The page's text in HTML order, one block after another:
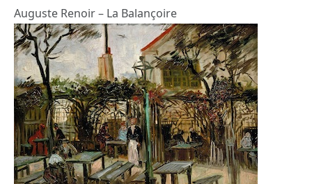
Auguste Renoir – La Balançoire